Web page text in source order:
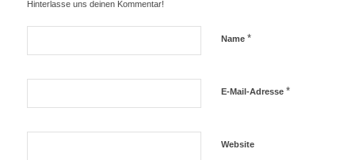
Hinterlasse uns deinen Kommentar!
Name *
E-Mail-Adresse *
Website